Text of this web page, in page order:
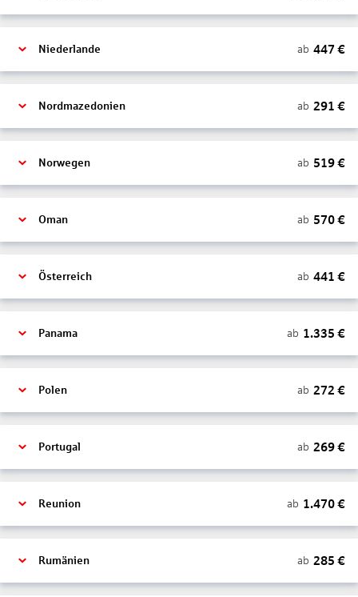
Niederlande ab 447 €
Nordmazedonien ab 291 €
Norwegen ab 519€
Oman ab 570€
Österreich ab 441 €
Panama ab 1.335 €
Polen ab 272 €
Portugal ab 269€
Reunion ab 1.470€
Rumänien ab 285 €